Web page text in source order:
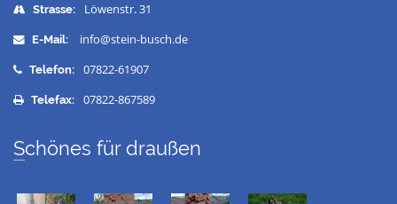
Strasse: Löwenstr. 31
E-Mail: info@stein-busch.de
Telefon: 07822-61907
Telefax: 07822-867589
Schönes für draußen